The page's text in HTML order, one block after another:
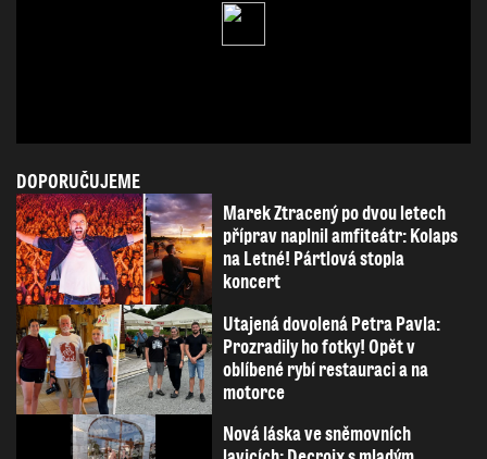
DOPORUČUJEME
Marek Ztracený po dvou letech
příprav naplnil amfiteátr: Kolaps
na Letné! Pártlová stopla
koncert
Utajená dovolená Petra Pavla:
Prozradily ho fotky! Opět v
oblíbené rybí restauraci a na
motorce
Nová láska ve sněmovních